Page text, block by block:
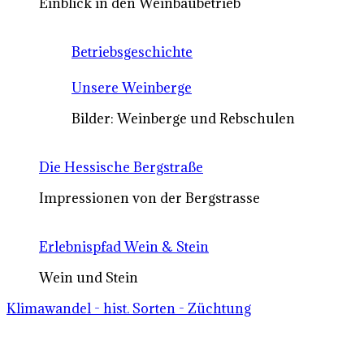
Betriebsgeschichte
Unsere Weinberge
Bilder: Weinberge und Rebschulen
Die Hessische Bergstraße
Impressionen von der Bergstrasse
Erlebnispfad Wein & Stein
Wein und Stein
Klimawandel - hist. Sorten - Züchtung